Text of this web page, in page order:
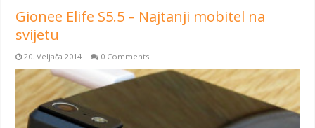
Gionee Elife S5.5 – Najtanji mobitel na
svijetu
20. Veljača 2014 0 Comments